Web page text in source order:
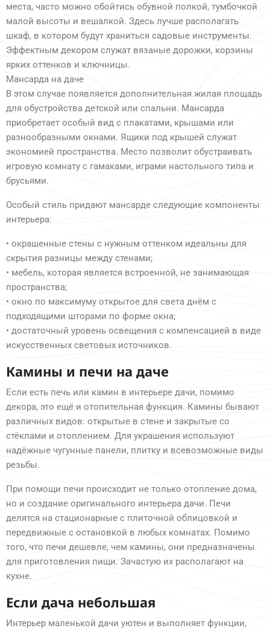
места, часто можно обойтись обувной полкой, тумбочкой
малой высоты и вешалкой. Здесь лучше располагать
шкаф, в котором будут храниться садовые инструменты.
Эффектным декором служат вязаные дорожки, корзины
ярких оттенков и ключницы.
Мансарда на даче
В этом случае появляется дополнительная жилая площадь
для обустройства детской или спальни. Мансарда
приобретает особый вид с плакатами, крышами или
разнообразными окнами. Ящики под крышей служат
экономией пространства. Место позволит обустраивать
игровую комнату с гамаками, играми настольного типа и
брусьями.
Особый стиль придают мансарде следующие компоненты
интерьера:
• окрашенные стены с нужным оттенком идеальны для
скрытия разницы между стенами;
• мебель, которая является встроенной, не занимающая
пространства;
• окно по максимуму открытое для света днём с
подходящими шторами по форме окна;
• достаточный уровень освещения с компенсацией в виде
искусственных световых источников.
Камины и печи на даче
Если есть печь или камин в интерьере дачи, помимо
декора, это ещё и отопительная функция. Камины бывают
различных видов: открытые в стене и закрытые со
стёклами и отоплением. Для украшения используют
надёжные чугунные панели, плитку и всевозможные виды
резьбы.
При помощи печи происходит не только отопление дома,
но и создание оригинального интерьера дачи. Печи
делятся на стационарные с плиточной облицовкой и
передвижные с остановкой в любых комнатах. Помимо
того, что печи дешевле, чем камины, они предназначены
для приготовления пищи. Зачастую их располагают на
кухне.
Если дача небольшая
Интерьер маленькой дачи уютен и выполняет функции,